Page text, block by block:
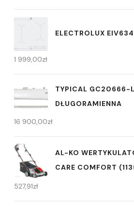
ELECTROLUX
1 999,00zł
TYPICAL GC20666-
DŁUGORAMIENNA
16 900,00zł
AL-KO
CARE COMFORT
527,91zł